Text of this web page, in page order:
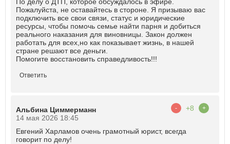
Пожалуйста, не оставайтесь в стороне. Я призываю вас
подключить все свои связи, статус и юридические
ресурсы, чтобы помочь семье найти парня и добиться
реального наказания для виновницы. Закон должен
работать для всех,но как показывает жизнь, в нашей
стране решают все деньги.
Помогите восстановить справедливость!!!
Ответить
Альбина Циммерманн
14 мая 2026 18:45
- +8 +
Евгений Харламов очень грамотный юрист, всегда
говорит по делу!